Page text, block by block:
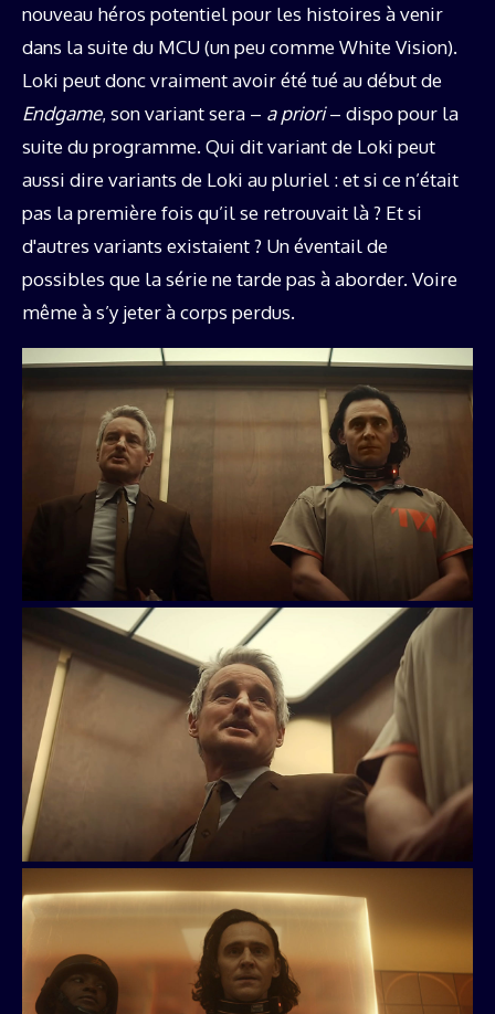
nouveau héros potentiel pour les histoires à venir
dans la suite du MCU (un peu comme White Vision).
Loki peut donc vraiment avoir été tué au début de
Endgame, son variant sera – a priori– dispo pour la
suite du programme. Qui dit variant de Loki peut
aussi dire variants de Loki au pluriel : et si ce n’était
pas la première fois qu’il se retrouvait là ? Et si
d'autres variants existaient ? Un éventail de
possibles que la série ne tarde pas à aborder. Voire
même à s’y jeter à corps perdus.